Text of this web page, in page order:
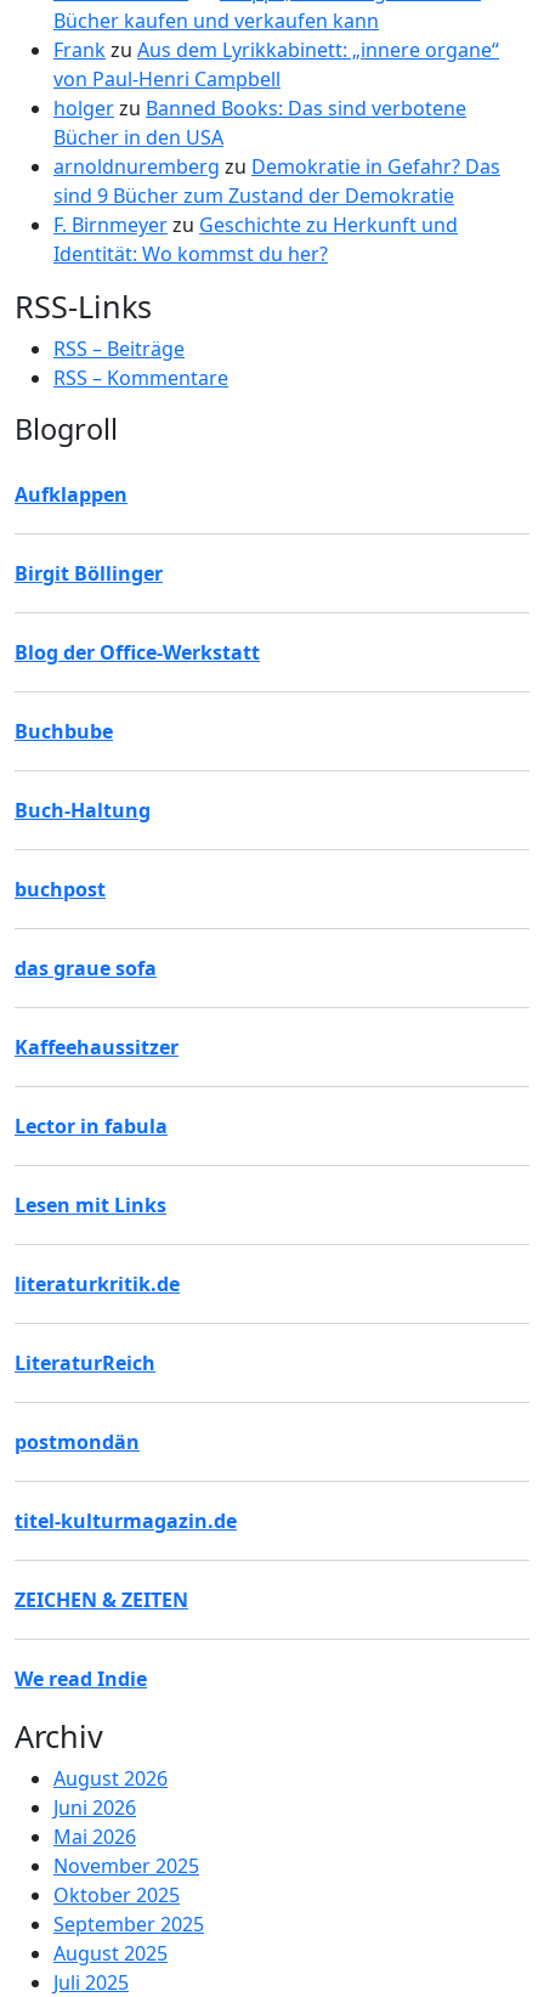
Bücher kaufen und verkaufen kann
Frankzu Aus dem Lyrikkabinett: „innere organe“
von Paul-Henri Campbell
holgerzu Banned Books: Das sind verbotene
Bücher in den USA
arnoldnuremberg zu Demokratie in Gefahr? Das
sind 9 Bücher zum Zustand der Demokratie
F. Birnmeyerzu Geschichte zu Herkunft und
Identität: Wo kommst du her?
RSS-Links
RSS – Beiträge
RSS – Kommentare
Blogroll
Aufklappen
Birgit Böllinger
Blog der Office-Werkstatt
Buchbube
Buch-Haltung
buchpost
das graue sofa
Kaffeehaussitzer
Lector in fabula
Lesen mit Links
literaturkritik.de
LiteraturReich
postmondän
titel-kulturmagazin.de
ZEICHEN & ZEITEN
We read Indie
Archiv
August 2026
Juni 2026
Mai 2026
November 2025
Oktober 2025
September 2025
August 2025
Juli 2025